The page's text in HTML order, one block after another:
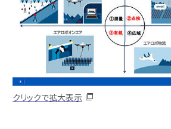
クリックで拡大表示